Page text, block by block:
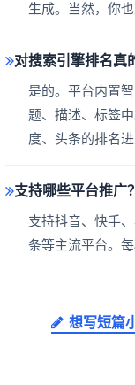
生成。当然，你
对搜索引擎排名真
是的。平台内置
题、描述、标签
度、头条的排名进
支持哪些平台推广？
支持抖音、快手
条等主流平台。
想写短篇